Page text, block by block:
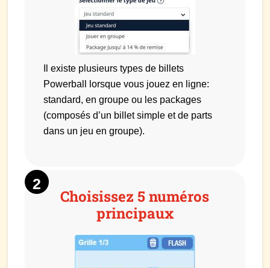
Il existe plusieurs types de billets
Powerball lorsque vous jouez en ligne:
standard, en groupe ou les packages
(composés d’un billet simple et de parts
dans un jeu en groupe).
Choisissez 5 numéros
principaux